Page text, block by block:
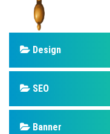
Design
SEO
Banner